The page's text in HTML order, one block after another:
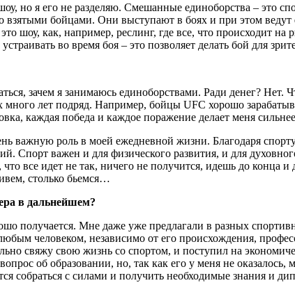
но я его не разделяю. Смешанные единоборства – это
взятыми бойцами. Они выступают в боях и при этом
шоу, как, например, реслинг, где все, что происходит на
во время боя – это позволяет делать бой для
зачем я занимаюсь единоборствами. Ради денег? Нет.
много лет подряд. Например, бойцы UFC хорошо
каждая победа и каждое поражение делает меня
важную роль в моей ежедневной жизни. Благодаря
Спорт важен и для физического развития, и для
все идет не так, ничего не получится, идешь до
столько бьемся…
в дальнейшем?
получается. Мне даже уже предлагали в разных
человеком, независимо от его происхождения,
свяжу свою жизнь со спортом, и поступил на
об образовании, но, так как его у меня не
собраться с силами и получить необходимые знания и